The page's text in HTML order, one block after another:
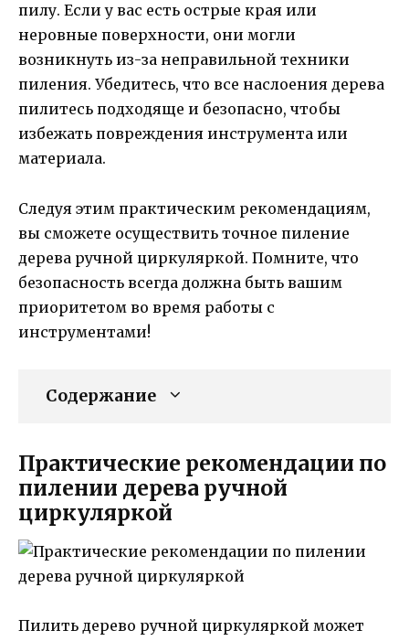
пилу. Если у вас есть острые края или
неровные поверхности, они могли
возникнуть из-за неправильной техники
пиления. Убедитесь, что все наслоения дерева
пилитесь подходяще и безопасно, чтобы
избежать повреждения инструмента или
материала.
Следуя этим практическим рекомендациям,
вы сможете осуществить точное пиление
дерева ручной циркуляркой. Помните, что
безопасность всегда должна быть вашим
приоритетом во время работы с
инструментами!
Содержание
Практические рекомендации по
пилении дерева ручной
циркуляркой
Пилить дерево ручной циркуляркой может